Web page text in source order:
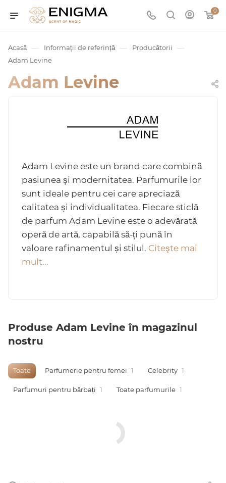
0
Acasă — Informații de referință — Producătorii —
Adam Levine
Adam Levine
Adam Levine este un brand care combină
pasiunea și modernitatea. Parfumurile lor
sunt ideale pentru cei care apreciază
calitatea și individualitatea. Fiecare sticlă
de parfum Adam Levine este o adevărată
operă de artă, capabilă să-ți pună în
valoare rafinamentul și stilul. Citeşte mai
mult...
Produse Adam Levine în magazinul
nostru
Toate Parfumerie pentru femei 1 Celebrity 1
Parfumuri pentru bărbați 1 Toate parfumurile 1